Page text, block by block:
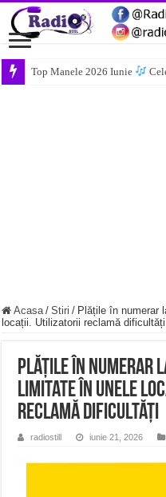
Top Manele 2026 Iunie
Acasa / Stiri / Plățile în numerar
locații. Utilizatorii reclamă dificultăți
Plățile în numerar
limitate în unele
reclamă dificultăți
radiostill iunie 21, 2026